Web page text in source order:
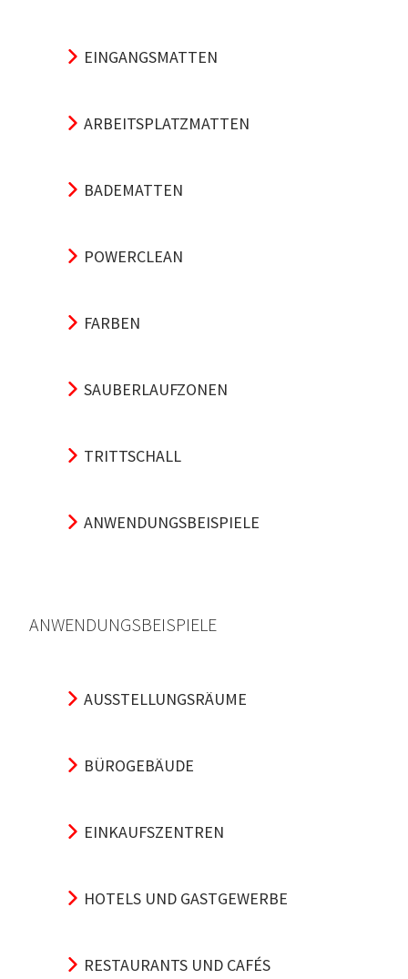
EINGANGSMATTEN
ARBEITSPLATZMATTEN
BADEMATTEN
POWERCLEAN
FARBEN
SAUBERLAUFZONEN
TRITTSCHALL
ANWENDUNGSBEISPIELE
ANWENDUNGSBEISPIELE
AUSSTELLUNGSRÄUME
BÜROGEBÄUDE
EINKAUFSZENTREN
HOTELS UND GASTGEWERBE
RESTAURANTS UND CAFÉS